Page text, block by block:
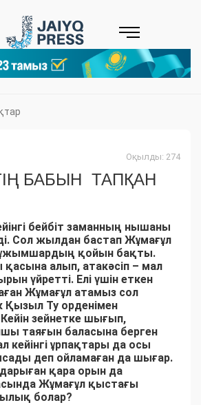
Оқылды: 274
БАБЫН ТАПҚАН
бейбіт заманның нышаны
Сол жылдан бастап Жұмағұл
қойын бақты.
алып, атакәсіп – мал
үйретті. Елі үшін еткен
Жұмағұл атамыз сол
Ту орденімен
зейнетке шығып,
таяғын баласына берген
кейінгі ұрпақтары да осы
деп ойламаған да шығар.
қара орын да
Жұмағұл қыстағы
болар?